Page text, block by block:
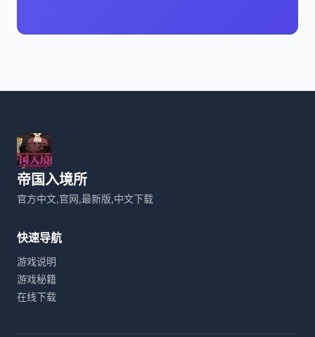
帝国入境所
官方中文,官网,最新版,中文下载
快速导航
游戏说明
游戏秘籍
在线下载